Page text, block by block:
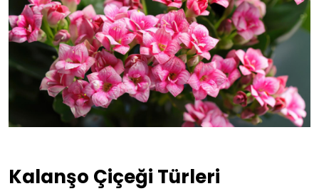
Kalanşo Çiçeği Türleri